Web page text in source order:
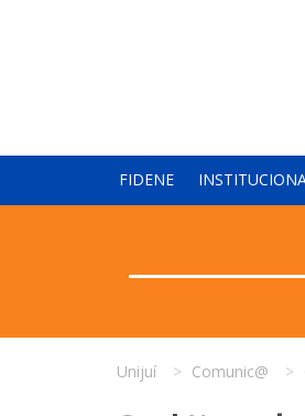
FIDENE
Unijuí Comunic@